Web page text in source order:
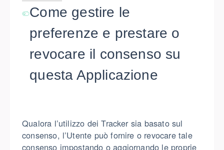
Come gestire le
preferenze e prestare o
revocare il consenso su
questa Applicazione
Qualora l’utilizzo dei Tracker sia basato sul
consenso, l’Utente può fornire o revocare tale
consenso impostando o aggiornando le proprie